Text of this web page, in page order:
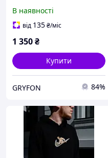
на флісі
В наявності
від 135₴/міс
1 350₴
Купити
GRYFON 84%